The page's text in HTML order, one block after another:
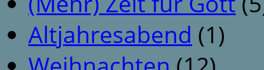
Altjahresabend (1)